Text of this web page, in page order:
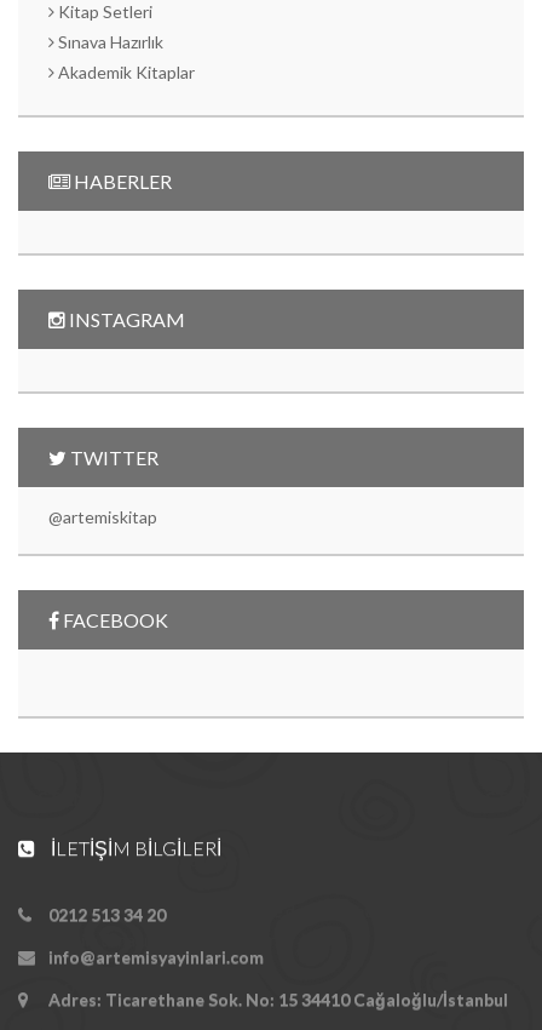
Kitap Setleri
Sınava Hazırlık
Akademik Kitaplar
HABERLER
INSTAGRAM
TWITTER
@artemiskitap
FACEBOOK
İLETIŞIM BILGILERI
0212 513 34 20
info@artemisyayinlari.com
Adres: Ticarethane Sok. No: 15 34410 Cağaloğlu/İstanbul